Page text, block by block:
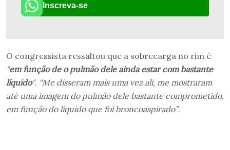
Inscreva-se
O congressista ressaltou que a sobrecarga no rim é
“em função de o pulmão dele ainda estar com bastante
líquido“. “Me disseram mais uma vez ali, me mostraram
até uma imagem do pulmão dele bastante comprometido,
em função do líquido que foi broncoaspirado”.